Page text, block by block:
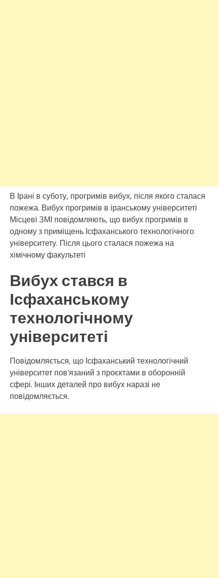
В Ірані в суботу, прогримів вибух, після якого сталася
пожежа. Вибух прогримів в іранському університеті
Місцеві ЗМІ повідомляють, що вибух прогримів в
одному з приміщень Ісфаханського технологічного
університету. Після цього сталася пожежа на
хімічному факультеті
Вибух стався в
Ісфаханському
технологічному
університеті
Повідомляється, що Ісфаханський технологічний
університет пов’язаний з проєктами в оборонній
сфері. Інших деталей про вибух наразі не
повідомляється.